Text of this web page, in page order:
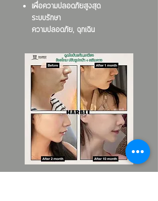
เพื่อความปลอดภัยสูงสุด
ระบบรักษา
ความปลอดภัย, ฉุกเฉิน